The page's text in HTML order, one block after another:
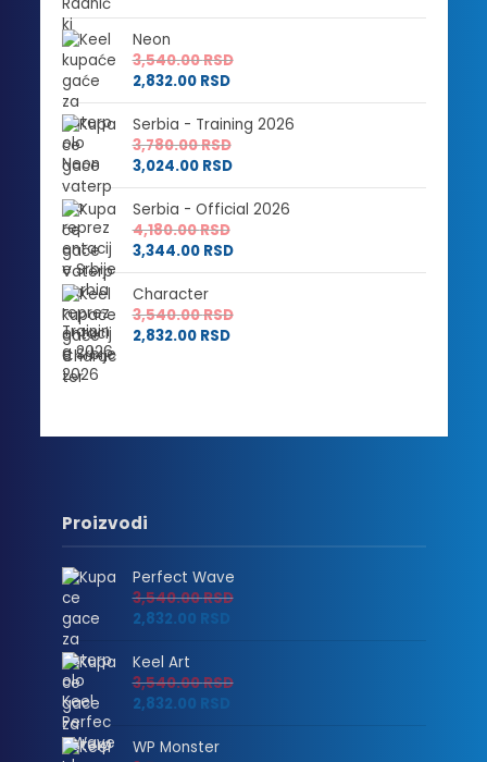
Neon
3,540.00RSD
2,832.00 RSD
Serbia - Training 2026
3,780.00RSD
3,024.00 RSD
Serbia - Official 2026
4,180.00RSD
3,344.00 RSD
Character
3,540.00RSD
2,832.00 RSD
Proizvodi
Perfect Wave
3,540.00RSD
2,832.00 RSD
Keel Art
3,540.00RSD
2,832.00 RSD
WP Monster